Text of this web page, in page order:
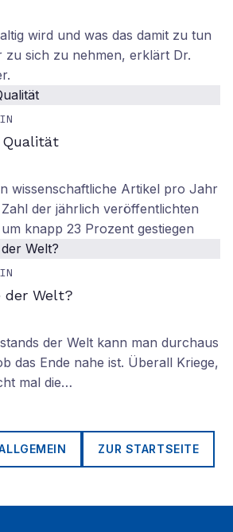
wird und was das damit zu tun
zu sich zu nehmen, erklärt Dr.
wissenschaftliche Artikel pro Jahr
Zahl der jährlich veröffentlichten
knapp 23 Prozent gestiegen
der Welt?
der Welt kann man durchaus
das Ende nahe ist. Überall Kriege,
mal die…
ZUR STARTSEITE